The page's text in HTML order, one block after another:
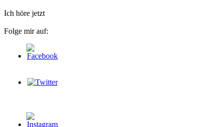
Ich höre jetzt
Folge mir auf: